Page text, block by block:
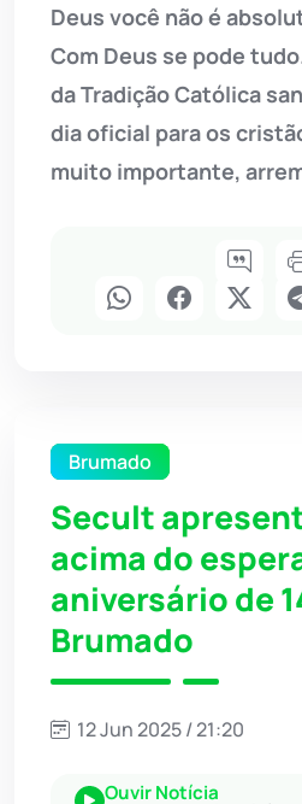
Deus você não é
Com Deus se pode
da Tradição Católica
dia oficial para os
muito importante,
Brumado
Secult
acima do
aniversário de
Brumado
12 Jun 2025 / 21:20
Ouvir Notícia